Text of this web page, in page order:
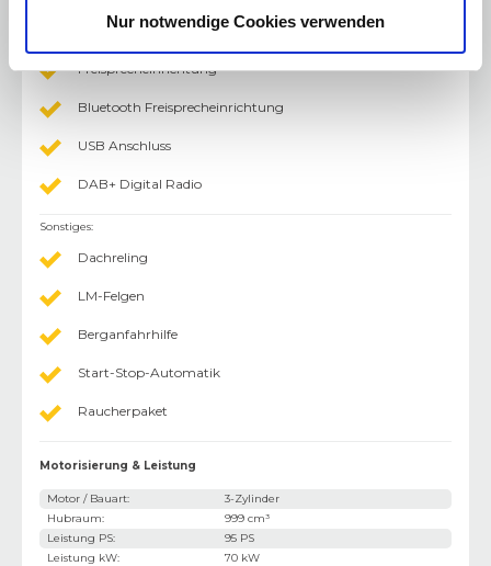
Nur notwendige Cookies verwenden
Radio/Tuner
Freisprecheinrichtung
Bluetooth Freisprecheinrichtung
USB Anschluss
DAB+ Digital Radio
Sonstiges:
Dachreling
LM-Felgen
Berganfahrhilfe
Start-Stop-Automatik
Raucherpaket
Motorisierung & Leistung
Motor / Bauart:
3-Zylinder
Hubraum:
999 cm³
Leistung PS:
95 PS
Leistung kW:
70 kW